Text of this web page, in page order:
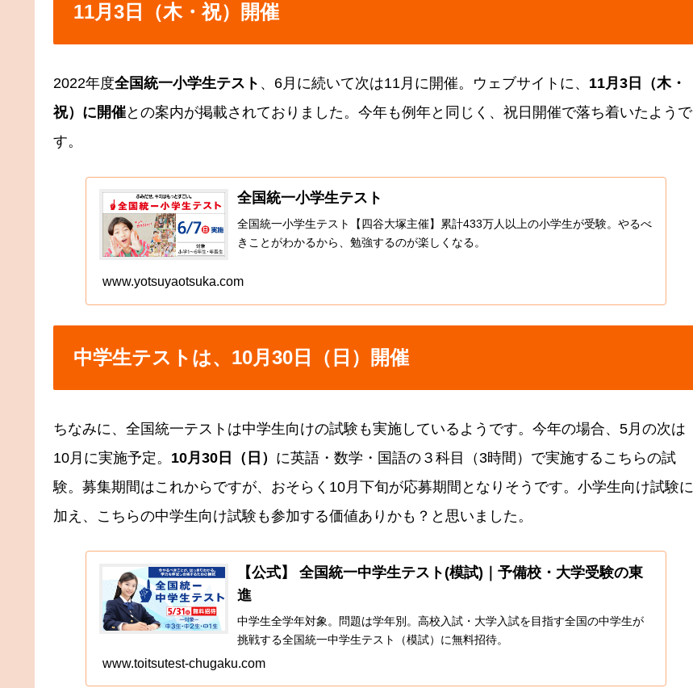
11月3日（木・祝）開催
2022年度全国統一小学生テスト 、6月に続いて次は11月に開催。ウェブサイトに、 11月3日（木・
祝）に開催との案内が掲載されておりました。今年も例年と同じく、祝日開催で落ち着いたようで
す。
全国統一小学生テスト
全国統一小学生テスト【四谷大塚主催】累計433万人以上の小学生が受験。やるべ
きことがわかるから、勉強するのが楽しくなる。
www.yotsuyaotsuka.com
中学生テストは、10月30日（日）開催
ちなみに、全国統一テストは中学生向けの試験も実施しているようです。今年の場合、5月の次は
10月に実施予定。 10月30日（日） に英語・数学・国語の３科目（3時間）で実施するこちらの試
験。募集期間はこれからですが、おそらく10月下旬が応募期間となりそうです。小学生向け試験に
加え、こちらの中学生向け試験も参加する価値ありかも？と思いました。
【公式】 全国統一中学生テスト(模試)｜予備校・大学受験の東
進
中学生全学年対象。問題は学年別。高校入試・大学入試を目指す全国の中学生が
挑戦する全国統一中学生テスト（模試）に無料招待。
www.toitsutest-chugaku.com